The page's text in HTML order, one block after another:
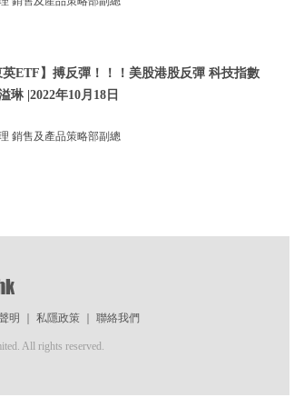
英ETF】搏反彈！！！美股港股反彈 科技指數
琳 |2022年10月18日
銷售及產品策略部副總
明 私隱政策｜ 聯絡我們
All rights reserved.